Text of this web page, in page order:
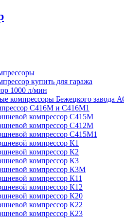
купить для гаража
1000 л/мин
компрессоры Бежецкого завода
С416М и С416М1
компрессор С415М
компрессор С412М
компрессор С415М1
компрессор К1
компрессор К2
компрессор К3
компрессор К3М
компрессор К11
компрессор К12
компрессор К20
компрессор К22
компрессор К23